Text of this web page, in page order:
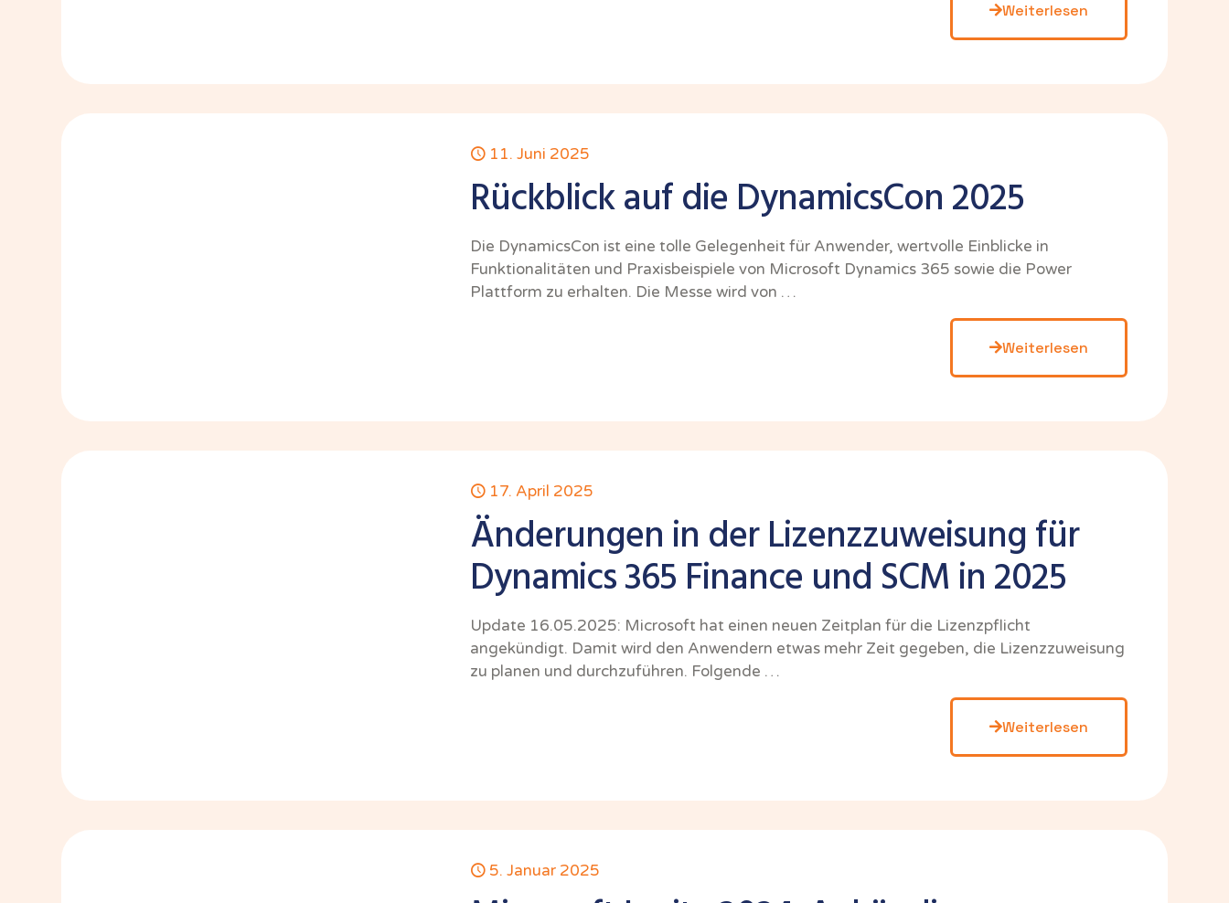
Weiterlesen
11. Juni 2025
Rückblick auf die DynamicsCon 2025
Die DynamicsCon ist eine tolle Gelegenheit für Anwender, wertvolle Einblicke in
Funktionalitäten und Praxisbeispiele von Microsoft Dynamics 365 sowie die Power
Plattform zu erhalten. Die Messe wird von …
Weiterlesen
17. April 2025
Änderungen in der Lizenzzuweisung für
Dynamics 365 Finance und SCM in 2025
Update 16.05.2025: Microsoft hat einen neuen Zeitplan für die Lizenzpflicht
angekündigt. Damit wird den Anwendern etwas mehr Zeit gegeben, die Lizenzzuweisung
zu planen und durchzuführen. Folgende …
Weiterlesen
5. Januar 2025